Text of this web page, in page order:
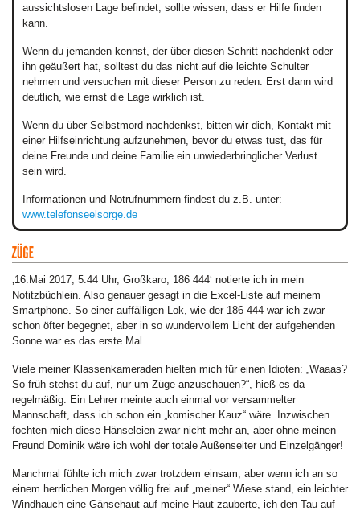
aussichtslosen Lage befindet, sollte wissen, dass er Hilfe finden
kann.
Wenn du jemanden kennst, der über diesen Schritt nachdenkt oder
ihn geäußert hat, solltest du das nicht auf die leichte Schulter
nehmen und versuchen mit dieser Person zu reden. Erst dann wird
deutlich, wie ernst die Lage wirklich ist.
Wenn du über Selbstmord nachdenkst, bitten wir dich, Kontakt mit
einer Hilfseinrichtung aufzunehmen, bevor du etwas tust, das für
deine Freunde und deine Familie ein unwiederbringlicher Verlust
sein wird.
Informationen und Notrufnummern findest du z.B. unter:
www.telefonseelsorge.de
‚16.Mai 2017, 5:44 Uhr, Großkaro, 186 444‘ notierte ich in mein
Notitzbüchlein. Also genauer gesagt in die Excel-Liste auf meinem
Smartphone. So einer auffälligen Lok, wie der 186 444 war ich zwar
schon öfter begegnet, aber in so wundervollem Licht der aufgehenden
Sonne war es das erste Mal.
Viele meiner Klassenkameraden hielten mich für einen Idioten: „Waaas?
So früh stehst du auf, nur um Züge anzuschauen?“, hieß es da
regelmäßig. Ein Lehrer meinte auch einmal vor versammelter
Mannschaft, dass ich schon ein „komischer Kauz“ wäre. Inzwischen
fochten mich diese Hänseleien zwar nicht mehr an, aber ohne meinen
Freund Dominik wäre ich wohl der totale Außenseiter und Einzelgänger!
Manchmal fühlte ich mich zwar trotzdem einsam, aber wenn ich an so
einem herrlichen Morgen völlig frei auf „meiner“ Wiese stand, ein leichter
Windhauch eine Gänsehaut auf meine Haut zauberte, ich den Tau auf